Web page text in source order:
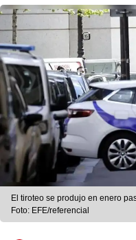
El tiroteo se produjo en enero
Foto: EFE/referencial